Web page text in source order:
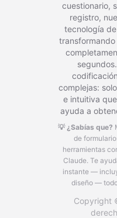
cuestionario,
registro,
tecnología
complejas:
e intuitiva
ayuda a
💡 ¿Sabías que?
de
herramientas
Claude. Te
instante —
diseño —
Copyright